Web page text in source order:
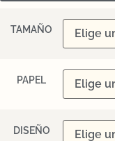
TAMAÑO
PAPEL
DISEÑO